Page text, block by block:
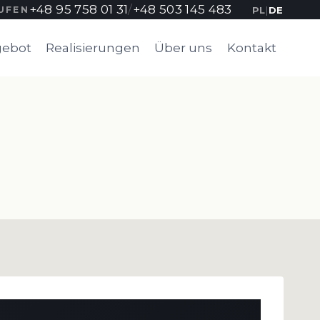
+48 95 758 01 31/+48 503 145 483 PL|DE
Realisierungen Über uns Kontakt